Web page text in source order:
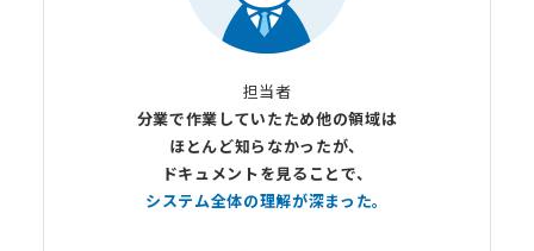
担当者
分業で作業していたため他の領域は
ほとんど知らなかったが、
ドキュメントを見ることで、
システム全体の理解が深まった。